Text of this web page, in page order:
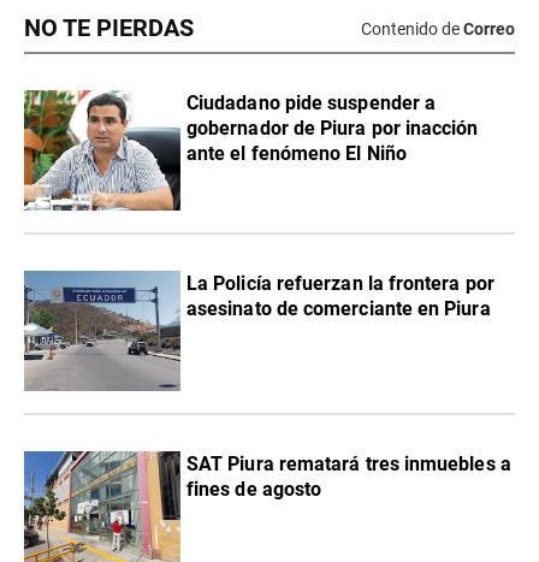
NO TE PIERDAS Contenido deCorreo
Ciudadano pide suspender a
gobernador de Piura por inacción
ante el fenómeno El Niño
La Policía refuerzan la frontera por
asesinato de comerciante en Piura
SAT Piura rematará tres inmuebles a
fines de agosto